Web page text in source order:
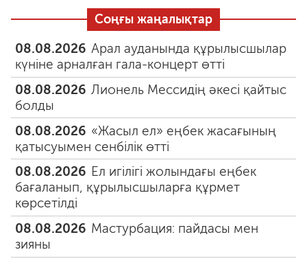
Соңғы жаңалықтар
08.08.2026 Арал ауданында құрылысшылар
күніне арналған гала-концерт өтті
08.08.2026 Лионель Мессидің әкесі қайтыс
болды
08.08.2026 «Жасыл ел» еңбек жасағының
қатысуымен сенбілік өтті
08.08.2026 Ел игілігі жолындағы еңбек
бағаланып, құрылысшыларға құрмет
көрсетілді
08.08.2026 Мастурбация: пайдасы мен
зияны